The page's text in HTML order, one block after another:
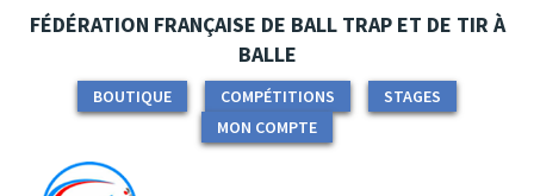
Panneau de gestion des cookies
FÉDÉRATION FRANÇAISE DE BALL TRAP ET DE TIR À
BALLE
BOUTIQUE COMPÉTITIONS
STAGES
MON COMPTE